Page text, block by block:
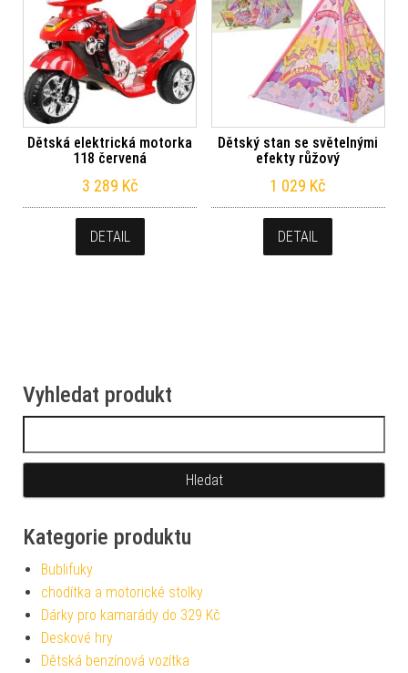
Dětská elektrická motorka
118 červená
3 289 Kč
DETAIL
Dětský stan se světelnými
efekty růžový
1 029 Kč
DETAIL
Vyhledat produkt
Kategorie produktu
Bublifuky
chodítka a motorické stolky
Dárky pro kamarády do 329 Kč
Deskové hry
Dětská benzínová vozítka